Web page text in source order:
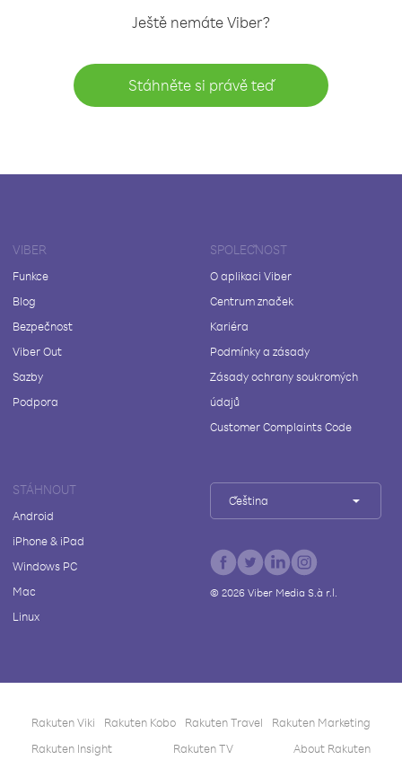
Ještě nemáte Viber?
Stáhněte si právě teď
VIBER
Funkce
Blog
Bezpečnost
Viber Out
Sazby
Podpora
SPOLEČNOST
O aplikaci Viber
Centrum značek
Kariéra
Podmínky a zásady
Zásady ochrany soukromých
údajů
Customer Complaints Code
STÁHNOUT
Android
iPhone & iPad
Windows PC
Mac
Linux
Čeština
© 2026Viber Media S.à r.l.
Rakuten Viki Rakuten Kobo Rakuten Travel
Rakuten Marketing
Rakuten Insight
Rakuten TV About Rakuten